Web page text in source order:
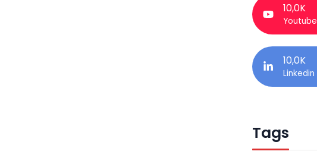
10,0K
Youtube
10,0K
Linkedin
Tags